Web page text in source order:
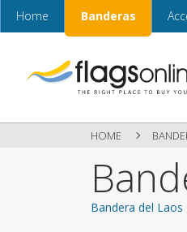
Home Banderas
HOME
Bandera del Laos